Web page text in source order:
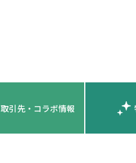
取引先・コラボ情報